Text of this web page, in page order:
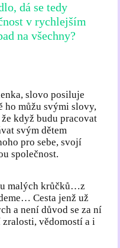
dá se tedy
v rychlejším
na všechny?
slovo posiluje
ho můžu svými slovy,
když budu pracovat
svým dětem
pro sebe, svojí
společnost.
malých krůčků…z
Cesta jenž už
a není důvod se za ní
vědomostí a i